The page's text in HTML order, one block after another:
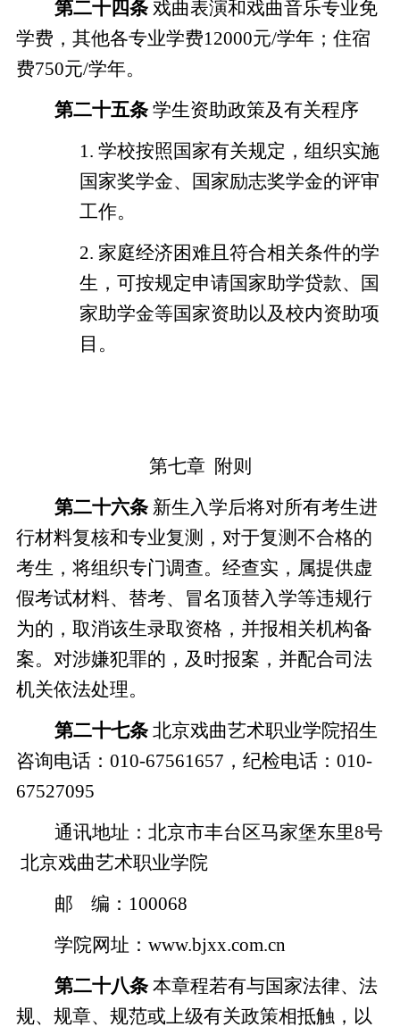
第二十四条 戏曲表演和戏曲音乐专业免
学费，其他各专业学费12000元/学年；住宿
费750元/学年。
第二十五条 学生资助政策及有关程序
1. 学校按照国家有关规定，组织实施
国家奖学金、国家励志奖学金的评审
工作。
2. 家庭经济困难且符合相关条件的学
生，可按规定申请国家助学贷款、国
家助学金等国家资助以及校内资助项
目。
第七章 附则
第二十六条 新生入学后将对所有考生进
行材料复核和专业复测，对于复测不合格的
考生，将组织专门调查。经查实，属提供虚
假考试材料、替考、冒名顶替入学等违规行
为的，取消该生录取资格，并报相关机构备
案。对涉嫌犯罪的，及时报案，并配合司法
机关依法处理。
第二十七条 北京戏曲艺术职业学院招生
咨询电话： 010-67561657， 纪检电话： 010-
67527095
通讯地址：北京市丰台区马家堡东里8号
北京戏曲艺术职业学院
邮
编： 100068
学院网址 ： www.bjxx.com.cn
第二十八条 本章程若有与国家法律、法
规、规章、规范或上级有关政策相抵触，以